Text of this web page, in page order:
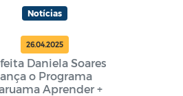
Notícias
26.04.2025
Daniela Soares
o Programa
Aprender +